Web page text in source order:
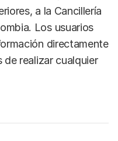
a la Cancillería
Los usuarios
directamente
de realizar cualquier